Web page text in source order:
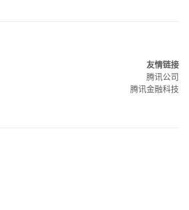
友情链接
腾讯公司
腾讯金融科技